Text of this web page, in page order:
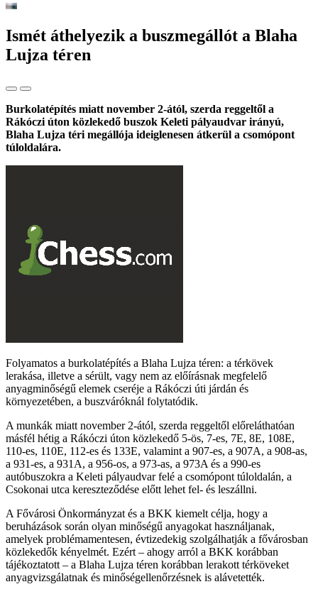
Ismét áthelyezik a buszmegállót a Blaha
Lujza téren
Burkolatépítés miatt november 2-ától, szerda reggeltől a
Rákóczi úton közlekedő buszok Keleti pályaudvar irányú,
Blaha Lujza téri megállója ideiglenesen átkerül a csomópont
túloldalára.
Folyamatos a burkolatépítés a Blaha Lujza téren: a térkövek
lerakása, illetve a sérült, vagy nem az előírásnak megfelelő
anyagminőségű elemek cseréje a Rákóczi úti járdán és
környezetében, a buszváróknál folytatódik.
A munkák miatt november 2-ától, szerda reggeltől előreláthatóan
másfél hétig a Rákóczi úton közlekedő 5-ös, 7-es, 7E, 8E, 108E,
110-es, 110E, 112-es és 133E, valamint a 907-es, a 907A, a 908-as,
a 931-es, a 931A, a 956-os, a 973-as, a 973A és a 990-es
autóbuszokra a Keleti pályaudvar felé a csomópont túloldalán, a
Csokonai utca kereszteződése előtt lehet fel- és leszállni.
A Fővárosi Önkormányzat és a BKK kiemelt célja, hogy a
beruházások során olyan minőségű anyagokat használjanak,
amelyek problémamentesen, évtizedekig szolgálhatják a fővárosban
közlekedők kényelmét. Ezért – ahogy arról a BKK korábban
tájékoztatott – a Blaha Lujza téren korábban lerakott térköveket
anyagvizsgálatnak és minőségellenőrzésnek is alávetették.